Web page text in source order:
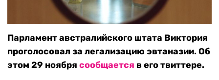
Парламент австралийского штата Виктория
проголосовал за легализацию эвтаназии. Об
этом 29 ноября сообщается в его твиттере.